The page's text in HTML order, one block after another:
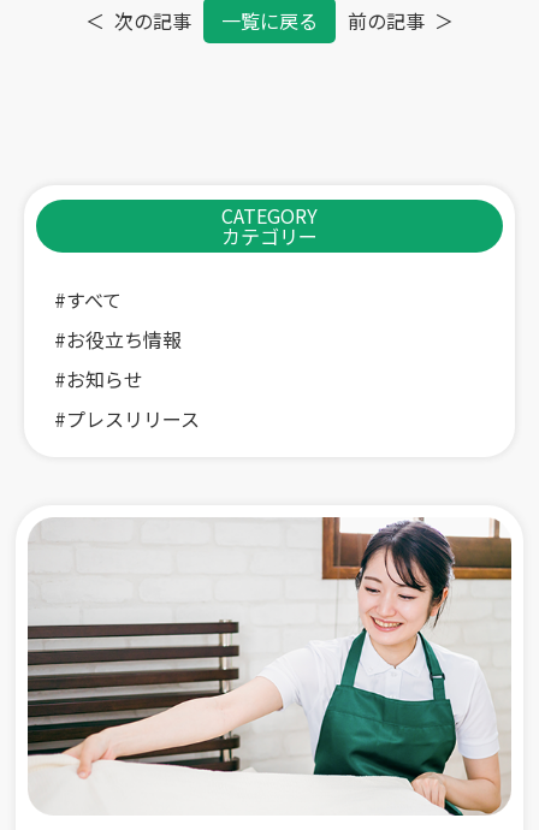
次の記事 一覧に戻る 前の記事
CATEGORY
カテゴリー
#すべて
#お役立ち情報
#お知らせ
#プレスリリース